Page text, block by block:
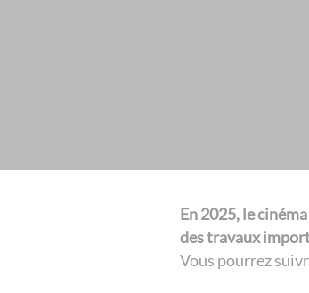
En 2025, le
des travaux
Vous pourrez